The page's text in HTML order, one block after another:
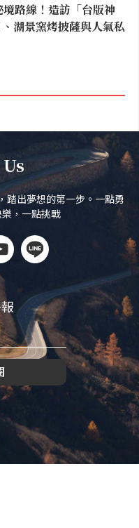
路線！造訪「台版神
湖景窯烤披薩與人氣私
踏出夢想的第一步。一點勇
，一點挑戰